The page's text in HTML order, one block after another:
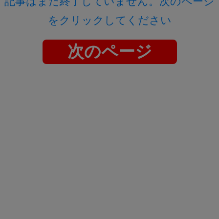
をクリックしてください
次のページ